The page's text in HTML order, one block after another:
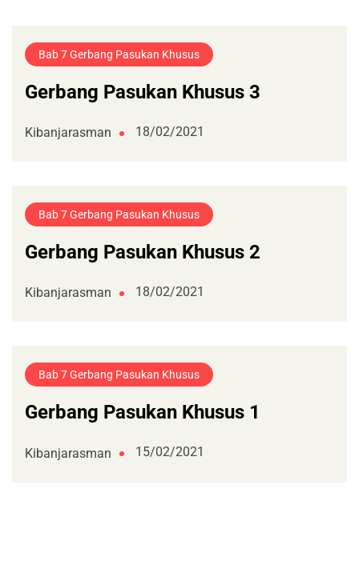
Bab 7 Gerbang Pasukan Khusus
Gerbang Pasukan Khusus 3
Kibanjarasman 18/02/2021
Bab 7 Gerbang Pasukan Khusus
Gerbang Pasukan Khusus 2
Kibanjarasman 18/02/2021
Bab 7 Gerbang Pasukan Khusus
Gerbang Pasukan Khusus 1
Kibanjarasman 15/02/2021